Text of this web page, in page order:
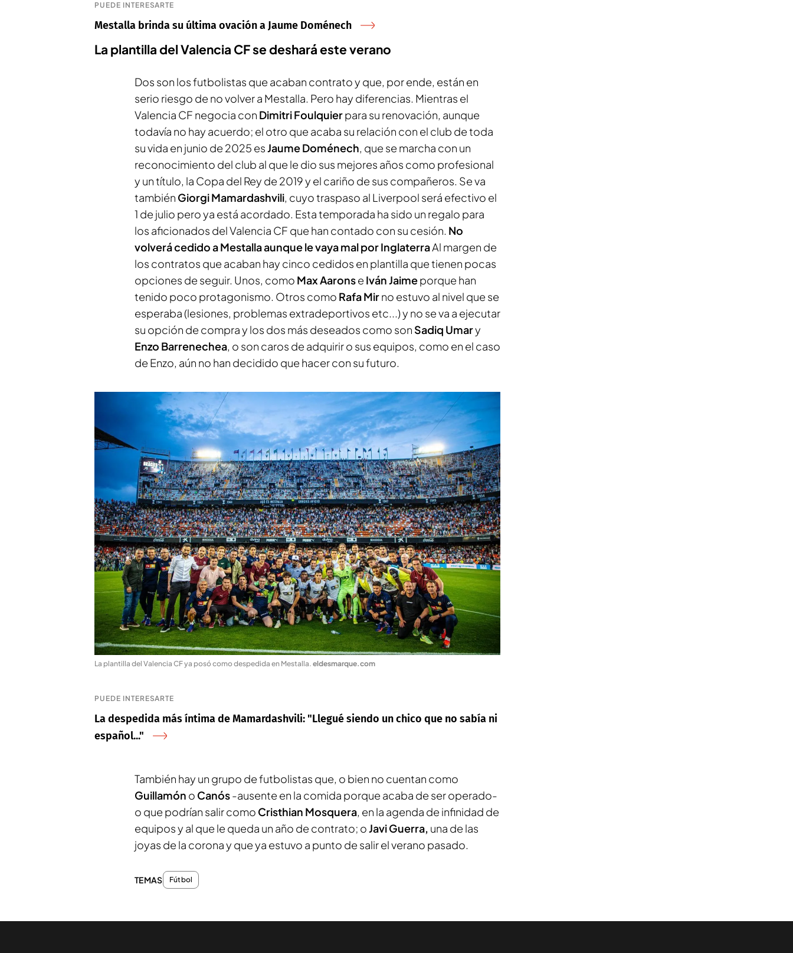
PUEDE INTERESARTE
Mestalla brinda su última ovación a Jaume Doménech
La plantilla del Valencia CF se deshará este verano
Dos son los futbolistas que acaban contrato y que, por ende, están en
serio riesgo de no volver a Mestalla. Pero hay diferencias. Mientras el
Valencia CF negocia con Dimitri Foulquierpara su renovación, aunque
todavía no hay acuerdo; el otro que acaba su relación con el club de toda
su vida en junio de 2025 esJaume Doménech, que se marcha con un
reconocimiento del club al que le dio sus mejores años como profesional
y un título, la Copa del Rey de 2019 y el cariño de sus compañeros. Se va
también Giorgi Mamardashvili, cuyo traspaso al Liverpool será efectivo el
1 de julio pero ya está acordado. Esta temporada ha sido un regalo para
los aficionados del Valencia CF que han contado con su cesión. No
volverá cedido a Mestalla aunque le vaya mal por InglaterraAl margen de
los contratos que acaban hay cinco cedidos en plantilla que tienen pocas
opciones de seguir. Unos, como Max Aaronse Iván Jaimeporque han
tenido poco protagonismo. Otros como Rafa Mirno estuvo al nivel que se
esperaba (lesiones, problemas extradeportivos etc...) y no se va a ejecutar
su opción de compra y los dos más deseados como son Sadiq Umary
Enzo Barrenechea, o son caros de adquirir o sus equipos, como en el caso
de Enzo, aún no han decidido que hacer con su futuro.
La plantilla del Valencia CF ya posó como despedida en Mestalla. eldesmarque.com
PUEDE INTERESARTE
La despedida más íntima de Mamardashvili: "Llegué siendo un chico que no sabía ni
español..."
También hay un grupo de futbolistas que, o bien no cuentan como
Guillamón o Canós-ausente en la comida porque acaba de ser operado-
o que podrían salir como Cristhian Mosquera, en la agenda de infinidad de
equipos y al que le queda un año de contrato; oJavi Guerra, una de las
joyas de la corona y que ya estuvo a punto de salir el verano pasado.
TEMAS Fútbol